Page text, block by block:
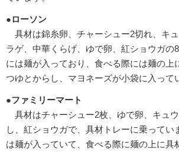
●ローソン
具材は錦糸卵、チャーシュー2切れ、キ
ラゲ、中華くらげ、ゆで卵、紅ショウガの
には麺が入っており、食べる際には麺の上
つゆとからし、マヨネーズが小袋に入って
●ファミリーマート
具材はチャーシュー2枚、ゆで卵、キュ
し、紅ショウガで、具材トレーに乗ってい
は麺が入っていて、食べる際に麺の上に具